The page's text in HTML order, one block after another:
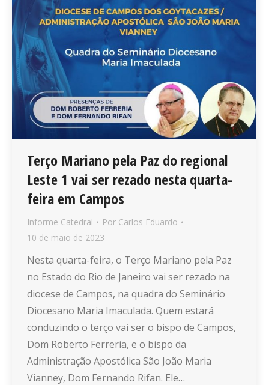
Terço Mariano pela Paz do regional
Leste 1 vai ser rezado nesta quarta-
feira em Campos
Informe Catedral Por Carlos Eduardo
10 de maio de 2023
Nesta quarta-feira, o Terço Mariano pela Paz
no Estado do Rio de Janeiro vai ser rezado na
diocese de Campos, na quadra do Seminário
Diocesano Maria Imaculada. Quem estará
conduzindo o terço vai ser o bispo de Campos,
Dom Roberto Ferreria, e o bispo da
Administração Apostólica São João Maria
Vianney, Dom Fernando Rifan. Ele…